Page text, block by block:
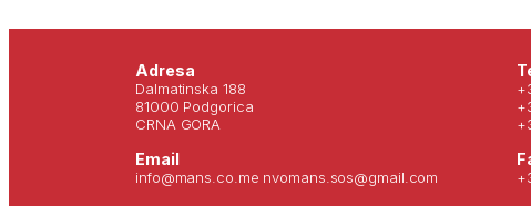
Adresa
Dalmatinska 188
81000 Podgorica
CRNA GORA
Email
info@mans.co.me nvomans.sos@gmail.com